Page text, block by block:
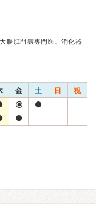
腸肛門病専門医、消化器
金 土 日 祝